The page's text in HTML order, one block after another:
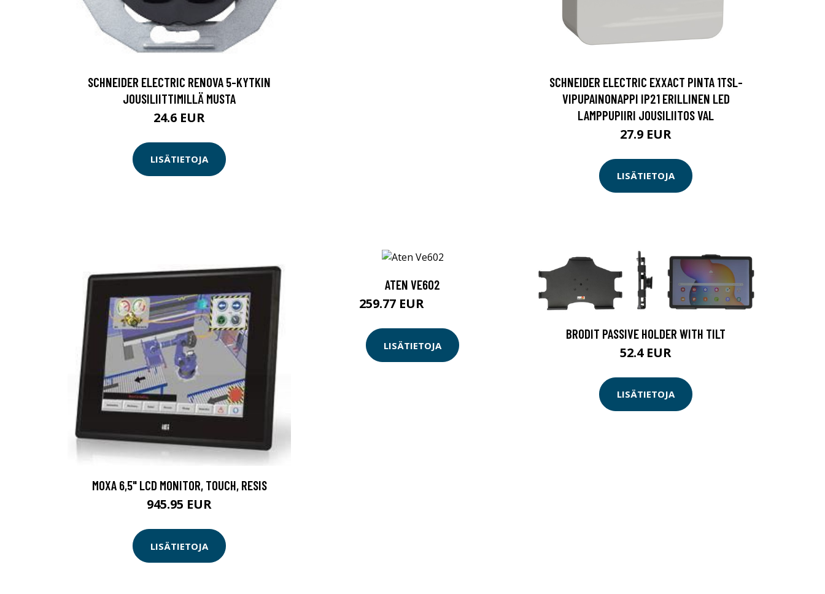
SCHNEIDER ELECTRIC RENOVA 5-KYTKIN
JOUSILIITTIMILLÄ MUSTA
24.6 EUR
LISÄTIETOJA
SCHNEIDER ELECTRIC EXXACT PINTA 1TSL-
VIPUPAINONAPPI IP21 ERILLINEN LED
LAMPPUPIIRI JOUSILIITOS VAL
27.9 EUR
LISÄTIETOJA
MOXA 6,5" LCD MONITOR, TOUCH, RESIS
945.95 EUR
LISÄTIETOJA
ATEN VE602
259.77 EUR
LISÄTIETOJA
BRODIT PASSIVE HOLDER WITH TILT
52.4 EUR
LISÄTIETOJA